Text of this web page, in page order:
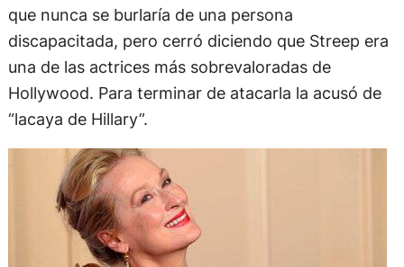
que nunca se burlaría de una persona
discapacitada, pero cerró diciendo que Streep era
una de las actrices más sobrevaloradas de
Hollywood. Para terminar de atacarla la acusó de
“lacaya de Hillary”.